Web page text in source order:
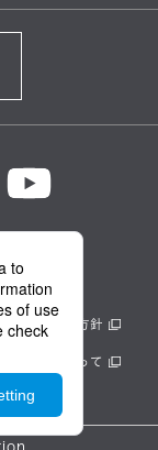
関する基本方針
利用にあたって